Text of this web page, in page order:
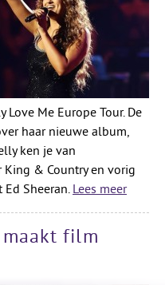
Love Me Europe Tour. De
haar nieuwe album,
ken je van
King & Country en vorig
Sheeran. Lees meer
film